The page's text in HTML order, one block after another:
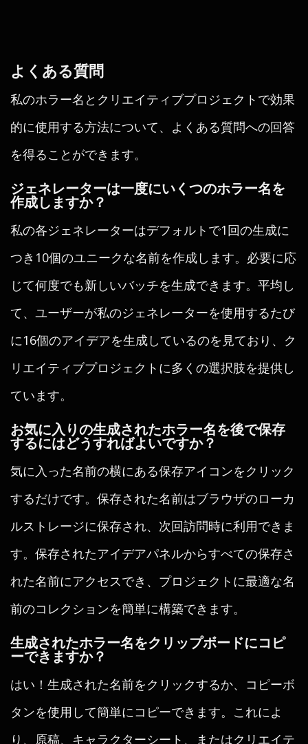
よくある質問
私のホラー名とクリエイティブプロジェクトで効果
的に使用する方法について、よくある質問への回答
を得ることができます。
ジェネレーターは一度にいくつのホラー名を
作成しますか？
私の各ジェネレーターはデフォルトで1回の生成に
つき10個のユニークな名前を作成します。必要に応
じて何度でも新しいバッチを生成できます。平均し
て、ユーザーが私のジェネレーターを使用するたび
に16個のアイデアを生成しているのを見ており、ク
リエイティブプロジェクトに多くの選択肢を提供し
ています。
お気に入りの生成されたホラー名を後で保存
するにはどうすればよいですか？
気に入った名前の横にある保存アイコンをクリック
するだけです。保存された名前はブラウザのローカ
ルストレージに保存され、次回訪問時に利用できま
す。保存されたアイデアパネルからすべての保存さ
れた名前にアクセスでき、プロジェクトに最適な名
前のコレクションを簡単に構築できます。
生成されたホラー名をクリップボードにコピ
ーできますか？
はい！生成された名前をクリックするか、コピーボ
タンを使用して簡単にコピーできます。これによ
り、原稿、キャラクターシート、またはクリエイテ